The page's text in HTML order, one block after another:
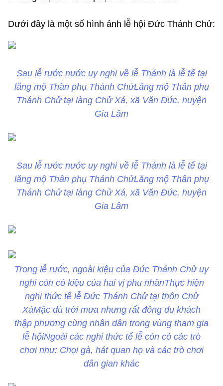
Dưới đây là một số hình ảnh lễ hội Đức Thánh Chử:
Sau lễ rước nước uy nghi về lễ Thánh là lễ tế tại
lăng mộ Thân phụ Thánh ChửLăng mộ Thân phụ
Thánh Chử tại làng Chử Xá, xã Văn Đức, huyện
Gia Lâm
Sau lễ rước nước uy nghi về lễ Thánh là lễ tế tại
lăng mộ Thân phụ Thánh ChửLăng mộ Thân phụ
Thánh Chử tại làng Chử Xá, xã Văn Đức, huyện
Gia Lâm
Trong lễ rước, ngoài kiệu của Đức Thánh Chử uy
nghi còn có kiệu của hai vị phu nhânThực hiện
nghi thức tế lễ Đức Thánh Chử tại thôn Chử
XáMặc dù trời mưa nhưng rất đông du khách
thập phương cùng nhân dân trong vùng tham gia
lễ hộiNgoài các nghi thức tế lễ còn có các trò
chơi như: Chọi gà, hát quan họ và các trò chơi
dân gian khác